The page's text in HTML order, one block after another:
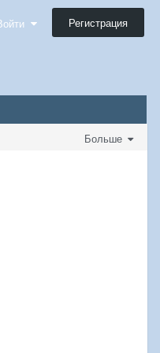
Регистрация
Больше